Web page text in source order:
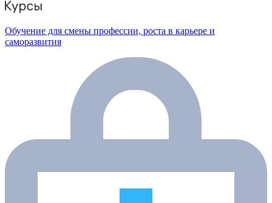
Обучение для смены профессии, роста в карьере и
саморазвития